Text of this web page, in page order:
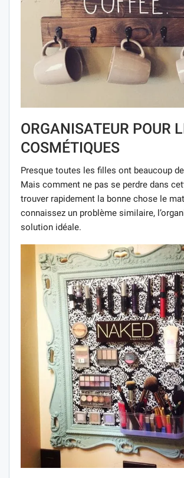
ORGANISATEUR POUR
COSMÉTIQUES
Presque toutes les filles ont beaucoup
Mais comment ne pas se perdre dans
trouver rapidement la bonne chose le
connaissez un problème similaire,
solution idéale.